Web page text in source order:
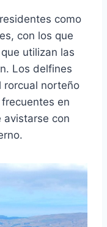
como
con los que
utilizan las
Los delfines
rorcual norteño
en
avistarse con